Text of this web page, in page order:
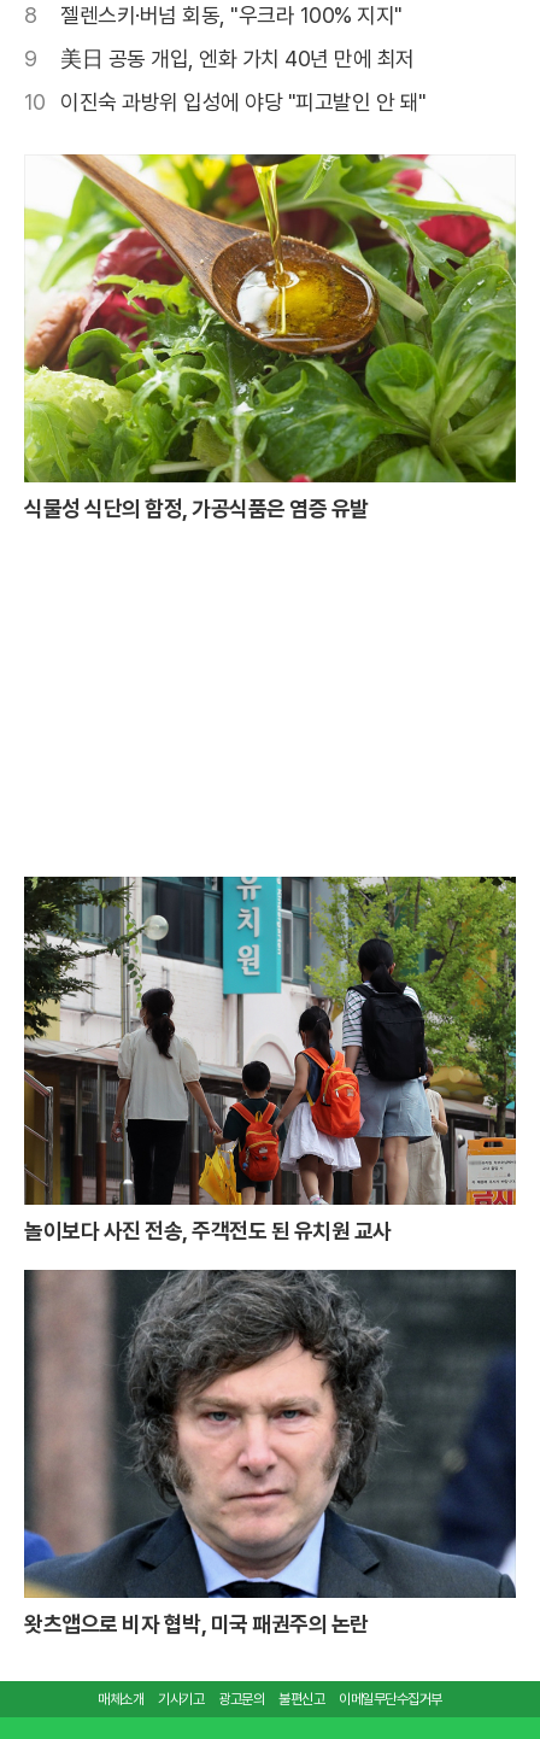
8
젤렌스키·버넘 회동, "우크라 100% 지지"
9
美日 공동 개입, 엔화 가치 40년 만에 최저
10
이진숙 과방위 입성에 야당 "피고발인 안 돼"
식물성 식단의 함정, 가공식품은 염증 유발
놀이보다 사진 전송, 주객전도 된 유치원 교사
왓츠앱으로 비자 협박, 미국 패권주의 논란
매체소개 기사기고 광고문의 불편신고 이메일무단수집거부